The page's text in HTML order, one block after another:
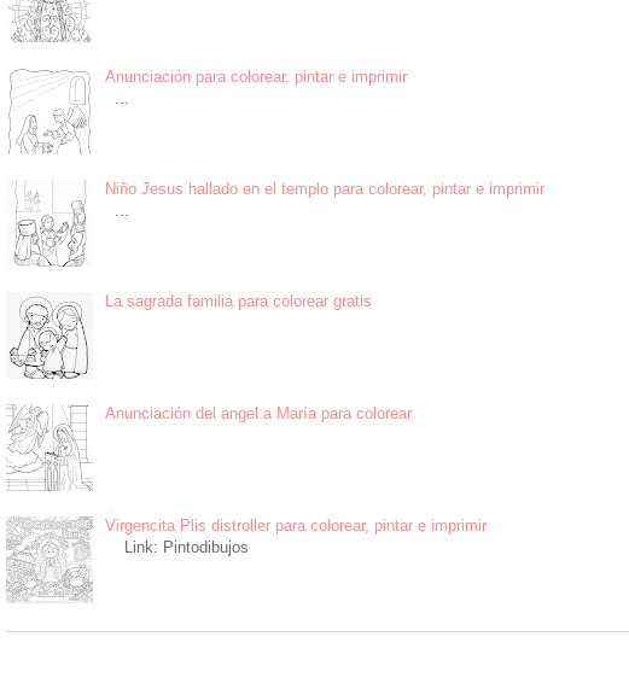
Anunciación para colorear, pintar e imprimir
Niño Jesus hallado en el templo para colorear, pintar e imprimir
La sagrada familia para colorear gratis
Anunciación del angel a María para colorear
Virgencita Plis distroller para colorear, pintar e imprimir
Link: Pintodibujos